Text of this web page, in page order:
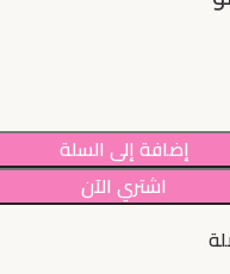
إضافة إلى السلة
اشتري الآن